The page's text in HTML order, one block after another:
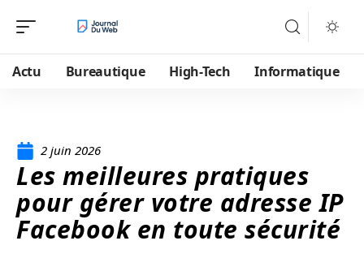
Actu Bureautique High-Tech Informatique
2 juin 2026
Les meilleures pratiques
pour gérer votre adresse IP
Facebook en toute sécurité